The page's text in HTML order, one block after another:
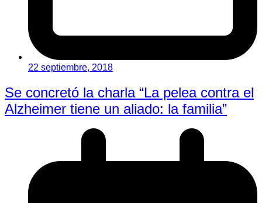
22 septiembre, 2018
Se concretó la charla “La pelea contra el
Alzheimer tiene un aliado: la familia”